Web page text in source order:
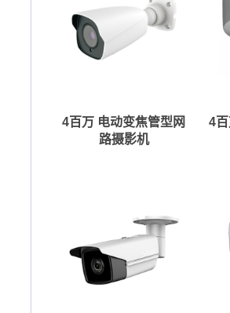
4百万 电动变焦管型网
路摄影机
4